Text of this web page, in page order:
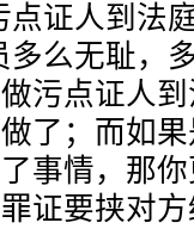
点证人到法
么无耻，
污点证人
了；而如
事情，那
证要挟对